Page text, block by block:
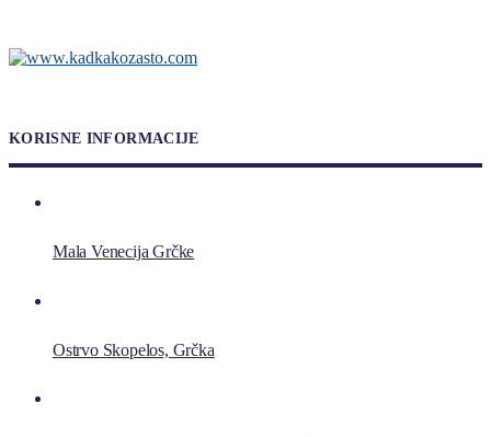
KORISNE INFORMACIJE
Mala Venecija Grčke
Ostrvo Skopelos, Grčka